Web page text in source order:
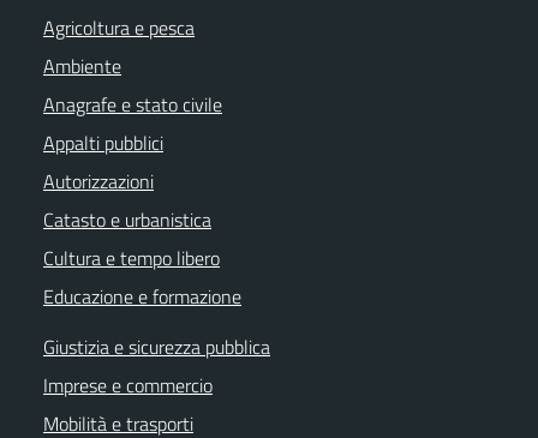
Agricoltura e pesca
Ambiente
Anagrafe e stato civile
Appalti pubblici
Autorizzazioni
Catasto e urbanistica
Cultura e tempo libero
Educazione e formazione
Giustizia e sicurezza pubblica
Imprese e commercio
Mobilità e trasporti